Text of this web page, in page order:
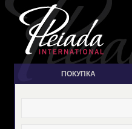
ПОКУПКА